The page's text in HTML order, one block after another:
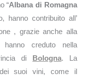
“Albana di Romagna
hanno contribuito all’
, grazie anche alla
hanno creduto nella
di Bologna. La
dei suoi vini, come il